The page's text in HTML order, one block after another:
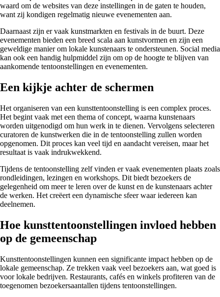
waard om de websites van deze instellingen in de gaten te houden,
want zij kondigen regelmatig nieuwe evenementen aan.
Daarnaast zijn er vaak kunstmarkten en festivals in de buurt. Deze
evenementen bieden een breed scala aan kunstvormen en zijn een
geweldige manier om lokale kunstenaars te ondersteunen. Social media
kan ook een handig hulpmiddel zijn om op de hoogte te blijven van
aankomende tentoonstellingen en evenementen.
Een kijkje achter de schermen
Het organiseren van een kunsttentoonstelling is een complex proces.
Het begint vaak met een thema of concept, waarna kunstenaars
worden uitgenodigd om hun werk in te dienen. Vervolgens selecteren
curatoren de kunstwerken die in de tentoonstelling zullen worden
opgenomen. Dit proces kan veel tijd en aandacht vereisen, maar het
resultaat is vaak indrukwekkend.
Tijdens de tentoonstelling zelf vinden er vaak evenementen plaats zoals
rondleidingen, lezingen en workshops. Dit biedt bezoekers de
gelegenheid om meer te leren over de kunst en de kunstenaars achter
de werken. Het creëert een dynamische sfeer waar iedereen kan
deelnemen.
Hoe kunsttentoonstellingen invloed hebben
op de gemeenschap
Kunsttentoonstellingen kunnen een significante impact hebben op de
lokale gemeenschap. Ze trekken vaak veel bezoekers aan, wat goed is
voor lokale bedrijven. Restaurants, cafés en winkels profiteren van de
toegenomen bezoekersaantallen tijdens tentoonstellingen.